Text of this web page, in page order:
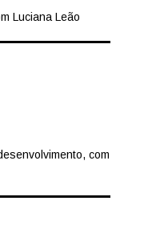
Luciana Leão
com